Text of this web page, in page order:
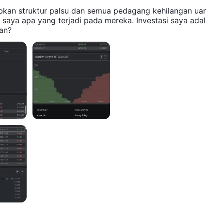
struktur palsu dan semua pedagang kehilangan
apa yang terjadi pada mereka. Investasi saya